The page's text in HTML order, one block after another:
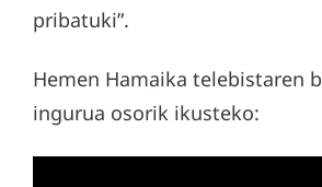
pribatuki”.
Hemen Hamaika telebistaren
ingurua osorik ikusteko: